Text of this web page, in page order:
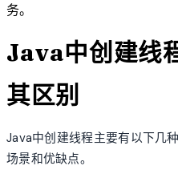
务。
Java中创建线
其区别
Java中创建线程主要有以下几
场景和优缺点。